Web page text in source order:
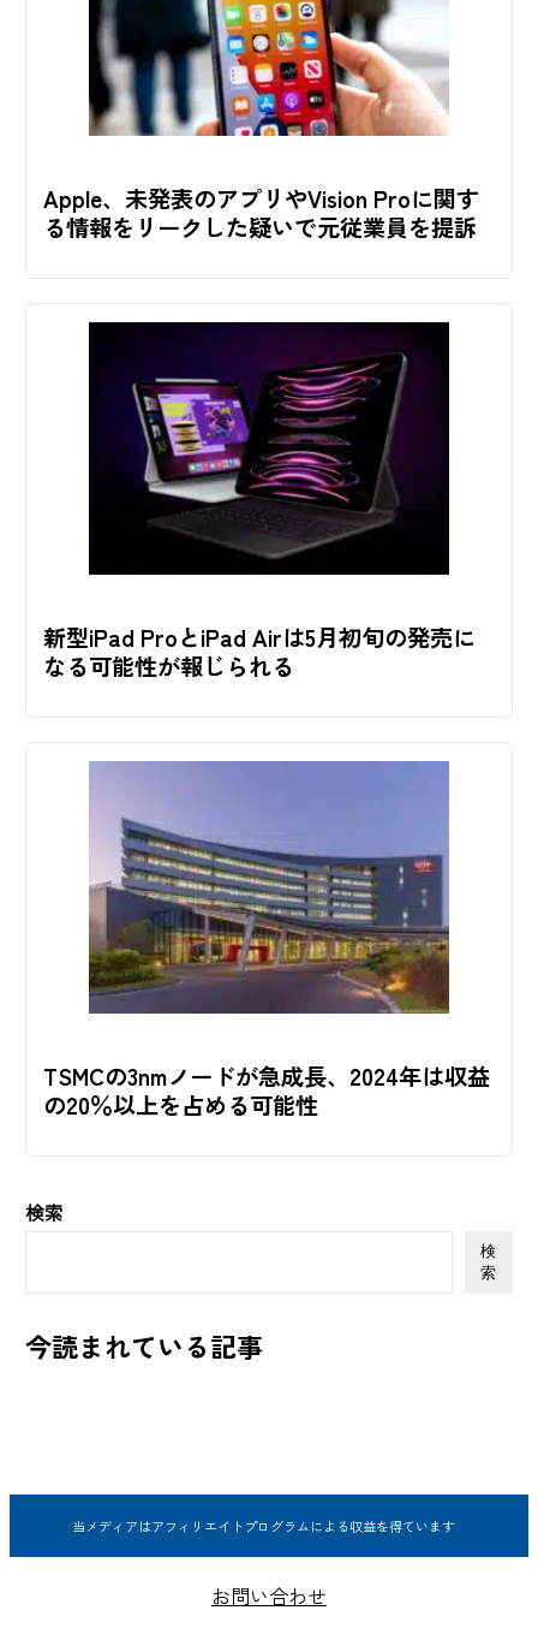
Apple、未発表のアプリやVision Proに関す
る情報をリークした疑いで元従業員を提訴
新型iPad ProとiPad Airは5月初旬の発売に
なる可能性が報じられる
TSMCの3nmノードが急成長、2024年は収益
の20％以上を占める可能性
検索
検
索
今読まれている記事
当メディアはアフィリエイトプログラムによる収益を得ています
お問い合わせ